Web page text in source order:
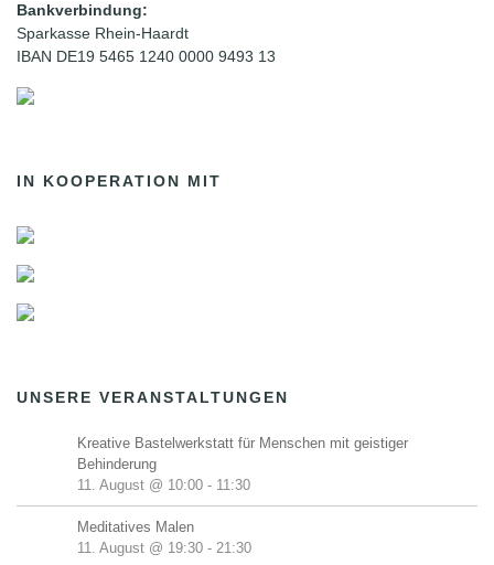
Bankverbindung:
Sparkasse Rhein-Haardt
IBAN DE19 5465 1240 0000 9493 13
IN KOOPERATION MIT
UNSERE VERANSTALTUNGEN
Kreative Bastelwerkstatt für Menschen mit geistiger
Behinderung
11. August @ 10:00 - 11:30
Meditatives Malen
11. August @ 19:30 - 21:30